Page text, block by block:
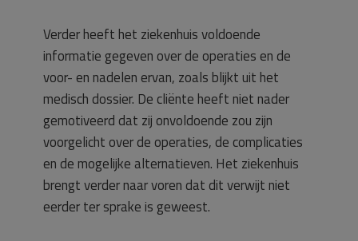
Verder heeft het ziekenhuis voldoende
informatie gegeven over de operaties en de
voor- en nadelen ervan, zoals blijkt uit het
medisch dossier. De cliënte heeft niet nader
gemotiveerd dat zij onvoldoende zou zijn
voorgelicht over de operaties, de complicaties
en de mogelijke alternatieven. Het ziekenhuis
brengt verder naar voren dat dit verwijt niet
eerder ter sprake is geweest.